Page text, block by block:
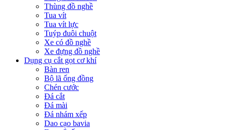
Thùng đồ nghề
Tua vít
Tua vít lực
Tuýp đuôi chuột
Xe có đồ nghề
Xe đựng đồ nghề
Dụng cụ cắt gọt cơ khí
Bàn ren
Bộ lã ống đồng
Chén cước
Đá cắt
Đá mài
Đá nhám xếp
Dao cạo bavia